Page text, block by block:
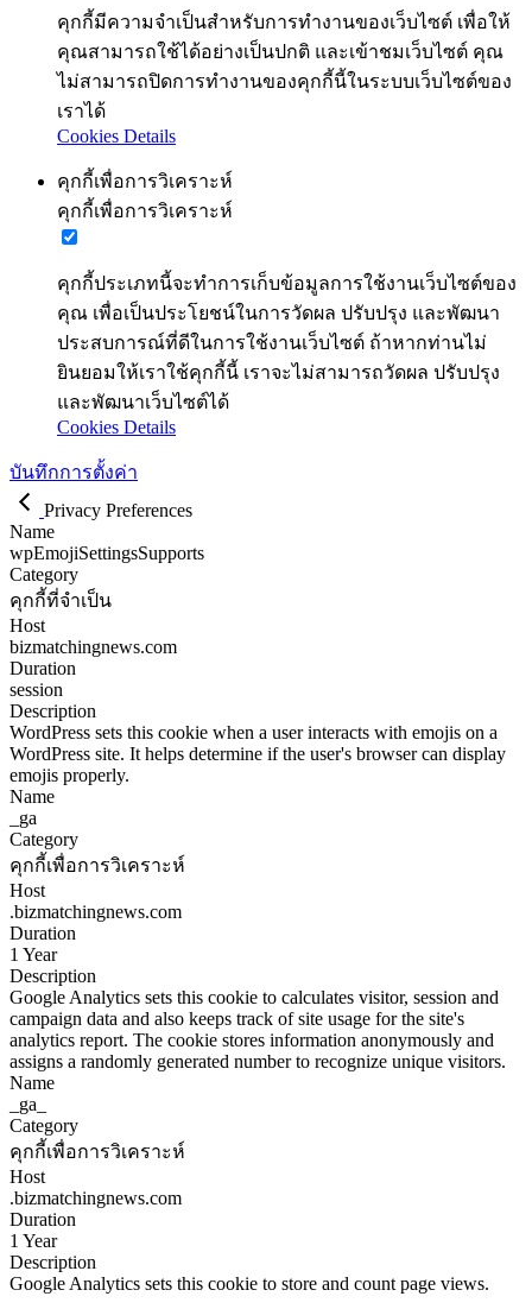
คุกกี้มีความจำเป็นสำหรับการทำงานของเว็บไซต์ เพื่อให้
คุณสามารถใช้ได้อย่างเป็นปกติ และเข้าชมเว็บไซต์ คุณ
ไม่สามารถปิดการทำงานของคุกกี้นี้ในระบบเว็บไซต์ของ
เราได้
Cookies Details
คุกกี้เพื่อการวิเคราะห์
คุกกี้เพื่อการวิเคราะห์
คุกกี้ประเภทนี้จะทำการเก็บข้อมูลการใช้งานเว็บไซต์ของ
คุณ เพื่อเป็นประโยชน์ในการวัดผล ปรับปรุง และพัฒนา
ประสบการณ์ที่ดีในการใช้งานเว็บไซต์ ถ้าหากท่านไม่
ยินยอมให้เราใช้คุกกี้นี้ เราจะไม่สามารถวัดผล ปรับปรุง
และพัฒนาเว็บไซต์ได้
Cookies Details
บันทึกการตั้งค่า
Privacy Preferences
Name
wpEmojiSettingsSupports
Category
คุกกี้ที่จำเป็น
Host
bizmatchingnews.com
Duration
session
Description
WordPress sets this cookie when a user interacts with emojis on a
WordPress site. It helps determine if the user's browser can display
emojis properly.
Name
_ga
Category
คุกกี้เพื่อการวิเคราะห์
Host
.bizmatchingnews.com
Duration
1 Year
Description
Google Analytics sets this cookie to calculates visitor, session and
campaign data and also keeps track of site usage for the site's
analytics report. The cookie stores information anonymously and
assigns a randomly generated number to recognize unique visitors.
Name
_ga_
Category
คุกกี้เพื่อการวิเคราะห์
Host
.bizmatchingnews.com
Duration
1 Year
Description
Google Analytics sets this cookie to store and count page views.